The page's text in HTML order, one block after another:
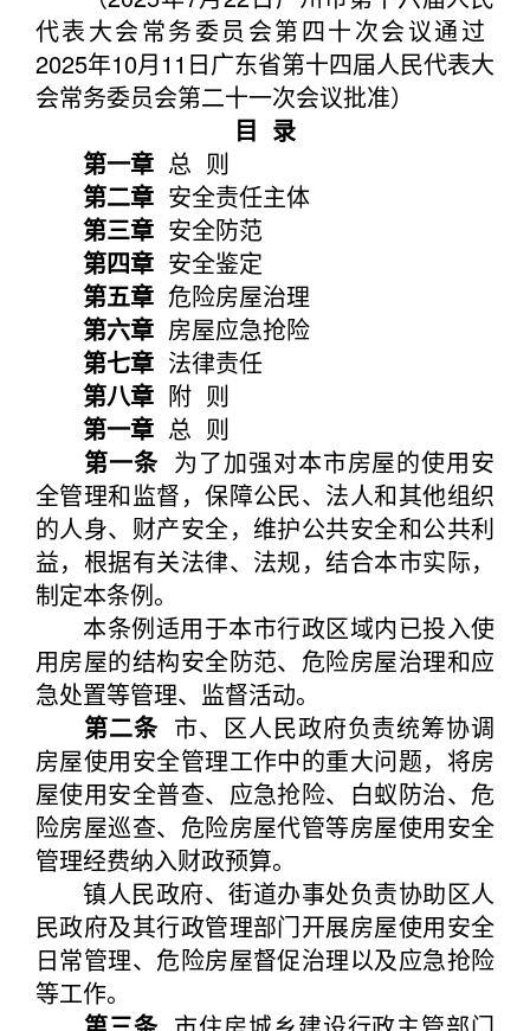
代表大会常务委员会第四十次会议通过
2025年10月11日广东省第十四届人民代表大
会常务委员会第二十一次会议批准）
目 录
第一章 总 则
第二章 安全责任主体
第三章 安全防范
第四章 安全鉴定
第五章 危险房屋治理
第六章 房屋应急抢险
第七章 法律责任
第八章 附 则
第一章 总 则
第一条为了加强对本市房屋的使用安
全管理和监督，保障公民、法人和其他组织
的人身、财产安全，维护公共安全和公共利
益，根据有关法律、法规，结合本市实际，
制定本条例。
本条例适用于本市行政区域内已投入使
用房屋的结构安全防范、危险房屋治理和应
急处置等管理、监督活动。
第二条市、区人民政府负责统筹协调
房屋使用安全管理工作中的重大问题，将房
屋使用安全普查、应急抢险、白蚁防治、危
险房屋巡查、危险房屋代管等房屋使用安全
管理经费纳入财政预算。
镇人民政府、街道办事处负责协助区人
民政府及其行政管理部门开展房屋使用安全
日常管理、危险房屋督促治理以及应急抢险
等工作。